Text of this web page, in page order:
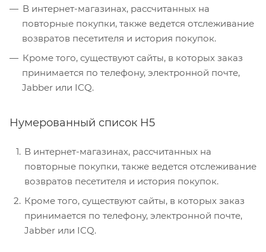
В интернет-магазинах, рассчитанных на
повторные покупки, также ведется отслеживание
возвратов песетителя и история покупок.
Кроме того, существуют сайты, в которых заказ
принимается по телефону, электронной почте,
Jabber или ICQ.
Нумерованный список H5
В интернет-магазинах, рассчитанных на
повторные покупки, также ведется отслеживание
возвратов песетителя и история покупок.
Кроме того, существуют сайты, в которых заказ
принимается по телефону, электронной почте,
Jabber или ICQ.